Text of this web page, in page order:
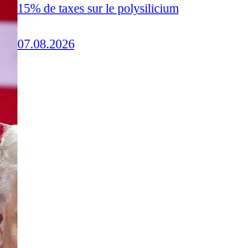
15% de taxes sur le polysilicium
07.08.2026